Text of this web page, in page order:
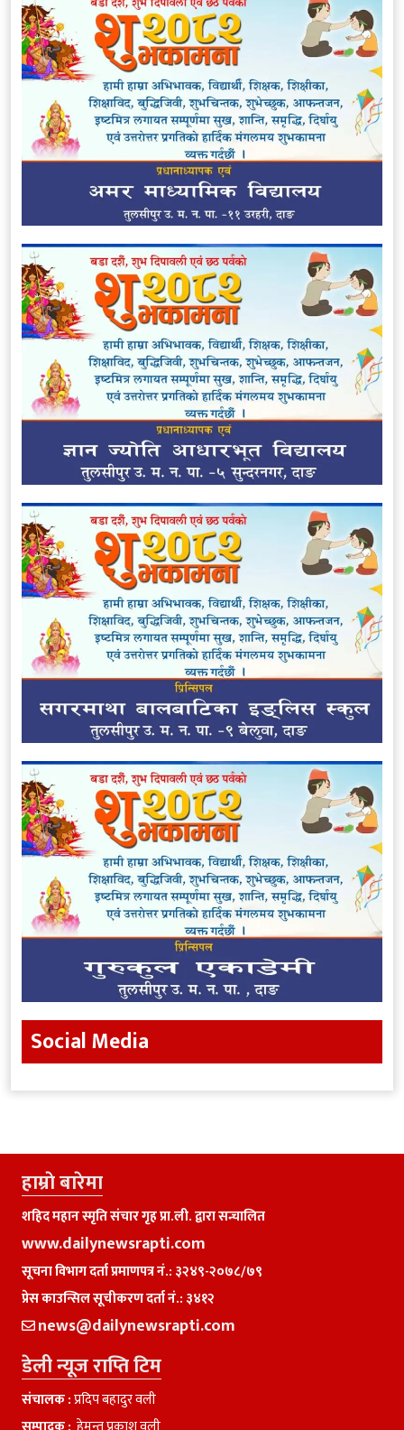
Social Media
हाम्राे बारेमा
शहिद महान स्मृति संचार गृह प्रा.ली. द्वारा सन्चालित
www.dailynewsrapti.com
सूचना विभाग दर्ता प्रमाणपत्र नं.: ३२४९-२०७८/७९
प्रेस काउन्सिल सूचीकरण दर्ता नं.: ३४१२
news@dailynewsrapti.com
डेली न्यूज राप्ति टिम
संचालक :प्रदिप बहादुर वली